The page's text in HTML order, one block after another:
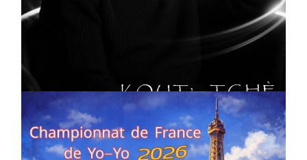
CULTURE
Artiste W2R : Jean Luc ALGER
On